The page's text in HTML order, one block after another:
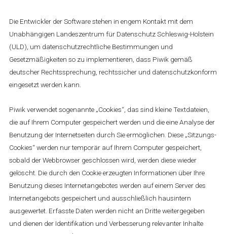
Die Entwickler der Software stehen in engem Kontakt mit dem
Unabhängigen Landeszentrum für Datenschutz Schleswig-Holstein
(ULD), um datenschutzrechtliche Bestimmungen und
Gesetzmäßigkeiten so zu implementieren, dass Piwik gemäß
deutscher Rechtssprechung, rechtssicher und datenschutzkonform
eingesetzt werden kann.
Piwik verwendet sogenannte „Cookies“, das sind kleine Textdateien,
die auf Ihrem Computer gespeichert werden und die eine Analyse der
Benutzung der Internetseiten durch Sie ermöglichen. Diese „Sitzungs-
Cookies“ werden nur temporär auf Ihrem Computer gespeichert,
sobald der Webbrowser geschlossen wird, werden diese wieder
gelöscht. Die durch den Cookie erzeugten Informationen über Ihre
Benutzung dieses Internetangebotes werden auf einem Server des
Internetangebots gespeichert und ausschließlich hausintern
ausgewertet. Erfasste Daten werden nicht an Dritte weitergegeben
und dienen der Identifikation und Verbesserung relevanter Inhalte